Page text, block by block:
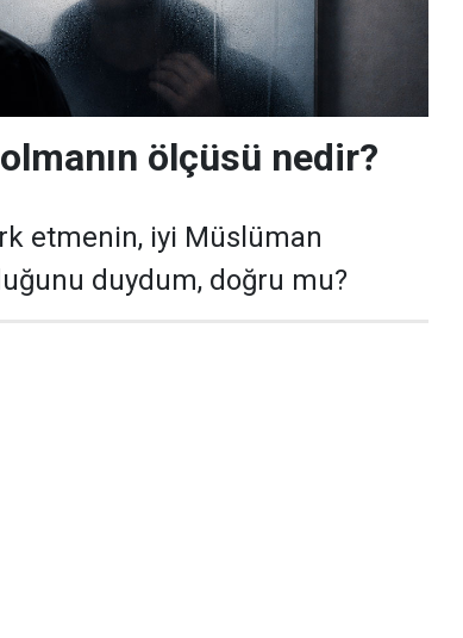
ölçüsü nedir?
etmenin, iyi Müslüman
duydum, doğru mu?